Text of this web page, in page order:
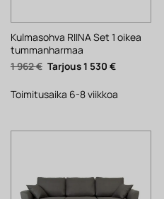
Kulmasohva RIINA Set 1 oikea
tummanharmaa
1 962€ Alkuperäinen
hinta
1
962 €.
1 530 €Nykyinen
1
530 €.
Toimitusaika 6-8 viikkoa